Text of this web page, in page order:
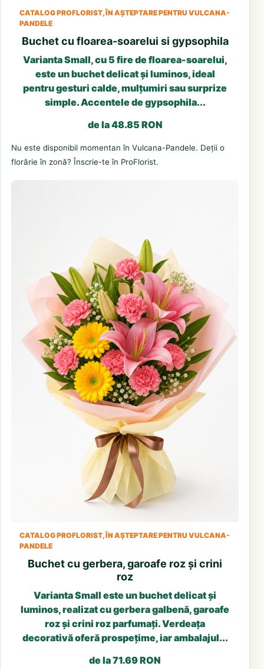
CATALOG PROFLORIST, ÎN AȘTEPTARE PENTRU VULCANA-
PANDELE
Buchet cu floarea-soarelui si gypsophila
Varianta Small, cu 5 fire de floarea-soarelui,
este un buchet delicat și luminos, ideal
pentru gesturi calde, mulțumiri sau surprize
simple. Accentele de gypsophila...
de la 48.85 RON
Nu este disponibil momentan în Vulcana-Pandele. Deții o
florărie în zonă? Înscrie-te în ProFlorist.
CATALOG PROFLORIST, ÎN AȘTEPTARE PENTRU VULCANA-
PANDELE
Buchet cu gerbera, garoafe roz și crini
roz
Varianta Small este un buchet delicat și
luminos, realizat cu gerbera galbenă, garoafe
roz și crini roz parfumați. Verdeața
decorativă oferă prospețime, iar ambalajul...
de la 71.69 RON